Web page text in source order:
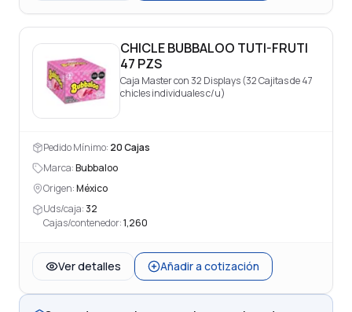
CHICLE BUBBALOO TUTI-FRUTI
47 PZS
Caja Master con 32 Displays (32 Cajitas de 47
chicles individuales c/u)
Pedido Mínimo: 20Cajas
Marca:Bubbaloo
Origen:México
Uds/caja:32
Cajas/contenedor:1,260
Ver detalles Añadir a cotización